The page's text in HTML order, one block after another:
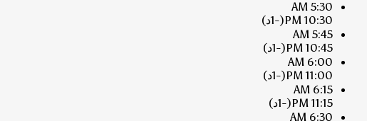
5:30 AM
10:30 PM
(-1د)
5:45 AM
10:45 PM
(-1د)
6:00 AM
11:00 PM
(-1د)
6:15 AM
11:15 PM
(-1د)
6:30 AM